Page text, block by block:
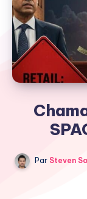
ParSteven